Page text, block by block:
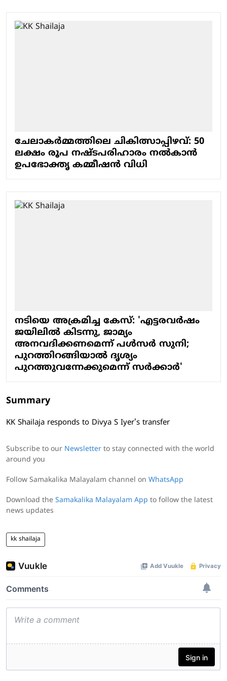
ചേലാകര്‍മ്മത്തിലെ ചികിത്സാപ്പിഴവ്: 50
ലക്ഷം രൂപ നഷ്ടപരിഹാരം നല്‍കാന്‍
ഉപഭോക്തൃ കമ്മീഷന്‍ വിധി
നടിയെ അക്രമിച്ച കേസ്: 'എട്ടരവര്‍ഷം
ജയിലില്‍ കിടന്നു, ജാമ്യം
അനവദിക്കണമെന്ന് പള്‍സര്‍ സുനി;
പുറത്തിറങ്ങിയാല്‍ ദൃശ്യം
പുറത്തുവന്നേക്കുമെന്ന് സര്‍ക്കാര്‍'
Summary
KK Shailaja responds to Divya S Iyer's transfer
Subscribe to our Newsletter to stay connected with the world
around you
Follow Samakalika Malayalam channel on WhatsApp
Download the Samakalika Malayalam App to follow the latest
news updates
kk shailaja